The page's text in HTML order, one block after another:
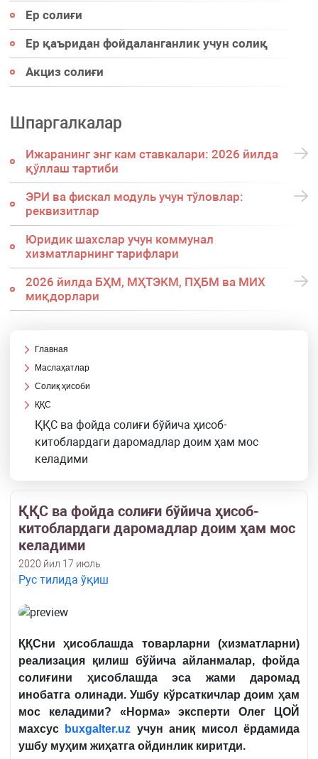
Ер солиғи
Ер қаъридан фойдаланганлик учун солиқ
Акциз солиғи
Шпаргалкалар
Ижаранинг энг кам ставкалари: 2026 йилда
қўллаш тартиби
ЭРИ ва фискал модуль учун тўловлар:
реквизитлар
Юридик шахслар учун коммунал
хизматларнинг тарифлари
2026 йилда БҲМ, МҲТЭКМ, ПҲБМ ва МИХ
миқдорлари
Главная
Маслаҳатлар
Солиқ ҳисоби
ҚҚС
ҚҚС ва фойда солиғи бўйича ҳисоб-
китоблардаги даромадлар доим ҳам мос
келадими
ҚҚС ва фойда солиғи бўйича ҳисоб-
китоблардаги даромадлар доим ҳам мос
келадими
2020 йил 17 июль
Рус тилида ўқиш
ҚҚСни ҳисоблашда товарларни (хизматларни)
реализация қилиш бўйича айланмалар, фойда
солиғини ҳисоблашда эса жами даромад
инобатга олинади. Ушбу кўрсаткичлар доим ҳам
мос келадими? «Норма» эксперти Олег ЦОЙ
махсус
buxgalter.uz учун аниқ мисол ёрдамида
ушбу муҳим жиҳатга ойдинлик киритди.